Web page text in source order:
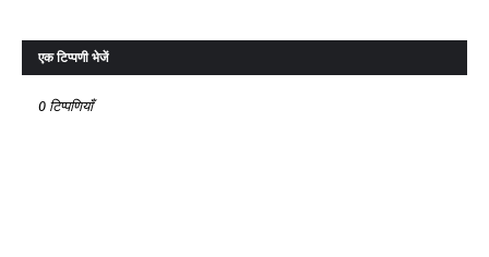
एक टिप्पणी भेजें
0 टिप्पणियाँ